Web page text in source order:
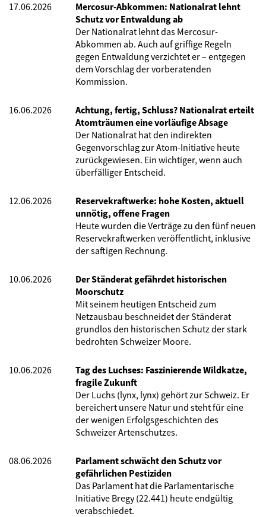
17.06.2026
Mercosur-Abkommen: Nationalrat lehnt
Schutz vor Entwaldung ab
Der Nationalrat lehnt das Mercosur-
Abkommen ab. Auch auf griffige Regeln
gegen Entwaldung verzichtet er – entgegen
dem Vorschlag der vorberatenden
Kommission.
16.06.2026
Achtung, fertig, Schluss? Nationalrat erteilt
Atomträumen eine vorläufige Absage
Der Nationalrat hat den indirekten
Gegenvorschlag zur Atom-Initiative heute
zurückgewiesen. Ein wichtiger, wenn auch
überfälliger Entscheid.
12.06.2026
Reservekraftwerke: hohe Kosten, aktuell
unnötig, offene Fragen
Heute wurden die Verträge zu den fünf neuen
Reservekraftwerken veröffentlicht, inklusive
der saftigen Rechnung.
10.06.2026
Der Ständerat gefährdet historischen
Moorschutz
Mit seinem heutigen Entscheid zum
Netzausbau beschneidet der Ständerat
grundlos den historischen Schutz der stark
bedrohten Schweizer Moore.
10.06.2026
Tag des Luchses: Faszinierende Wildkatze,
fragile Zukunft
Der Luchs (lynx, lynx) gehört zur Schweiz. Er
bereichert unsere Natur und steht für eine
der wenigen Erfolgsgeschichten des
Schweizer Artenschutzes.
08.06.2026
Parlament schwächt den Schutz vor
gefährlichen Pestiziden
Das Parlament hat die Parlamentarische
Initiative Bregy (22.441) heute endgültig
verabschiedet.